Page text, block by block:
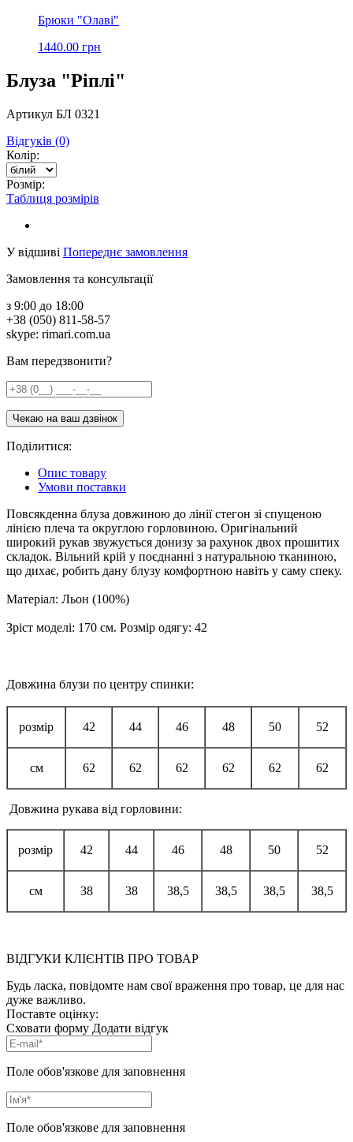
Брюки "Олаві"
1440.00 грн
Блуза "Ріплі"
Артикул БЛ 0321
Відгуків (0)
Колір:
Розмір:
Таблиця розмірів
У відшиві Попереднє замовлення
Замовлення та консультації
з 9:00 до 18:00
+38 (050) 811-58-57
skype: rimari.com.ua
Вам передзвонити?
Поділитися:
Опис товару
Умови поставки
Повсякденна блуза довжиною до лінії стегон зі спущеною
лінією плеча та округлою горловиною. Оригінальний
широкий рукав звужується донизу за рахунок двох прошитих
складок. Вільний крій у поєднанні з натуральною тканиною,
що дихає, робить дану блузу комфортною навіть у саму спеку.
Матеріал: Льон (100%)
Зріст моделі: 170 см. Розмір одягу: 42
Довжина блузи по центру спинки:
розмір 42 44 46 48 50 52
см 62 62 62 62 62 62
Довжина рукава від горловини:
розмір 42 44 46 48 50 52
см 38 38 38,5 38,5 38,5 38,5
ВІДГУКИ КЛІЄНТІВ ПРО ТОВАР
Будь ласка, повідомте нам свої враження про товар, це для нас
дуже важливо.
Поставте оцінку:
Сховати форму Додати відгук
Поле обов'язкове для заповнення
Поле обов'язкове для заповнення